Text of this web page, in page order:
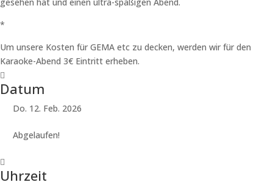
*
Um unsere Kosten für GEMA etc zu decken, werden wir für den
Karaoke-Abend 3€ Eintritt erheben.
Datum
Do. 12. Feb. 2026
Abgelaufen!
Uhrzeit